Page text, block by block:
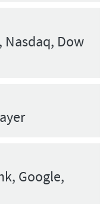
Nasdaq, Dow
Google,